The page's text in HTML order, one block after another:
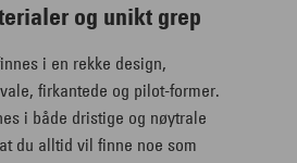
og unikt grep
i en rekke design,
firkantede og pilot-former.
i både dristige og nøytrale
du alltid vil finne noe som